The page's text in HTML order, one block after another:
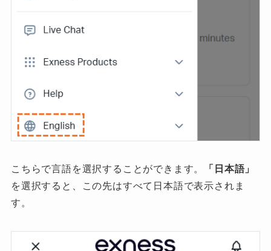
こちらで言語を選択することができます。
「日本語」
を選択すると、この先はすべて日本語で表示されま
す。